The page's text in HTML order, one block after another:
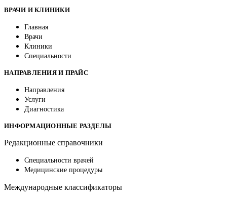
ВРАЧИ И КЛИНИКИ
Главная
Врачи
Клиники
Специальности
НАПРАВЛЕНИЯ И ПРАЙС
Направления
Услуги
Диагностика
ИНФОРМАЦИОННЫЕ РАЗДЕЛЫ
Редакционные справочники
Специальности врачей
Медицинские процедуры
Международные классификаторы